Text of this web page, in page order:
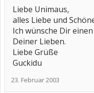
Liebe Unimaus,
alles Liebe und
Ich wünsche Dir
Deiner Lieben.
Liebe Grüße
Guckidu
23. Februar 2003